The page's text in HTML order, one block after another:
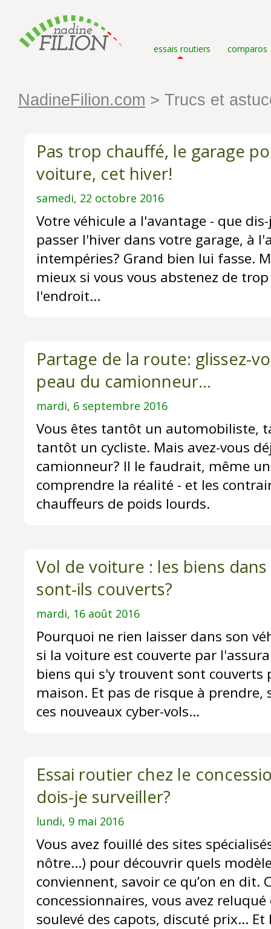
essais routiers comparos
NadineFilion.com > Trucs et
Pas trop chauffé, le garage
voiture, cet hiver!
samedi, 22 octobre 2016
Votre véhicule a l'avantage - que
passer l'hiver dans votre garage, à
intempéries? Grand bien lui fasse.
mieux si vous vous abstenez de
l'endroit...
Partage de la route: glissez-
peau du camionneur...
mardi, 6 septembre 2016
Vous êtes tantôt un automobiliste,
tantôt un cycliste. Mais avez-vous
camionneur? Il le faudrait, même
comprendre la réalité - et les
chauffeurs de poids lourds.
Vol de voiture : les biens
sont-ils couverts?
mardi, 16 août 2016
Pourquoi ne rien laisser dans son
si la voiture est couverte par
biens qui s'y trouvent sont couverts
maison. Et pas de risque à prendre,
ces nouveaux cyber-vols...
Essai routier chez le
dois-je surveiller?
lundi, 9 mai 2016
Vous avez fouillé des sites
nôtre…) pour découvrir quels
conviennent, savoir ce qu’on en dit.
concessionnaires, vous avez
soulevé des capots, discuté prix... Et